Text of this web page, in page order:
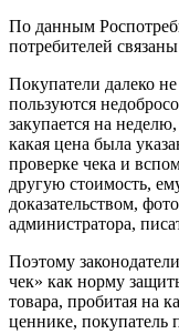
По данным
потребителей
Покупатели далеко
пользуются
закупается на
какая цена была
проверке чека и
другую стоимость,
доказательством,
администратора,
Поэтому
чек» как норму
товара, пробитая на
ценнике, покупатель